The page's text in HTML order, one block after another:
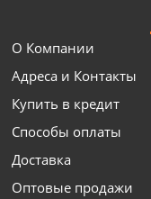
О Компании
Адреса и Контакты
Купить в кредит
Способы оплаты
Доставка
Оптовые продажи